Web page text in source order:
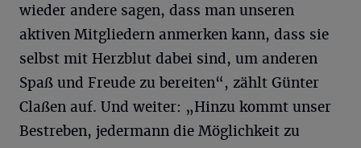
wieder andere sagen, dass man unseren
aktiven Mitgliedern anmerken kann, dass sie
selbst mit Herzblut dabei sind, um anderen
Spaß und Freude zu bereiten“, zählt Günter
Claßen auf. Und weiter: „Hinzu kommt unser
Bestreben, jedermann die Möglichkeit zu